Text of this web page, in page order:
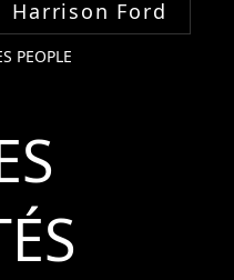
Harrison Ford
PEOPLE